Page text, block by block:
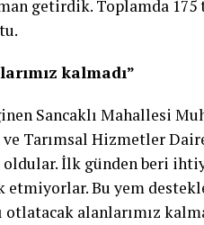
getirdik. Toplamda
kalmadı”
Sancaklı Mahallesi
Tarımsal Hizmetler
oldular. İlk günden beri
Bu yem
otlatacak alanlarımız